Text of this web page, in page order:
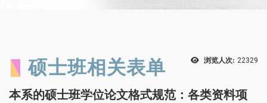
浏览人次: 22329
硕士班相关表单
本系的硕士班学位论文格式规范：各类资料项